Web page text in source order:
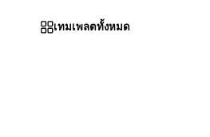
เทมเพลตทั้งหมด